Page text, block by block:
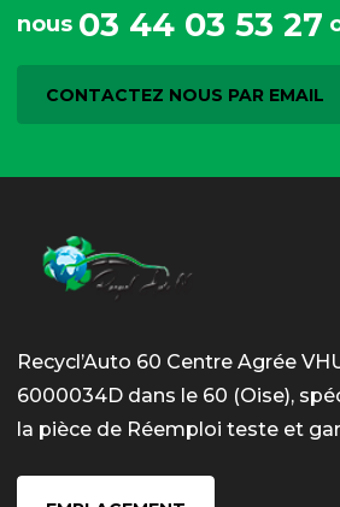
nous 03 44 03 53 27
CONTACTEZ NOUS PAR EMAIL
Recycl’Auto 60 Centre Agrée
6000034D dans le 60 (Oise),
la pièce de Réemploi teste et